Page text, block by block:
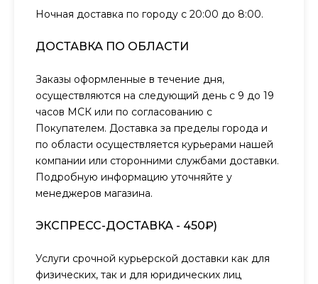
Ночная доставка по городу с 20:00 до 8:00.
ДОСТАВКА ПО ОБЛАСТИ
Заказы оформленные в течение дня,
осуществляются на следующий день с 9 до 19
часов МСК или по согласованию с
Покупателем. Доставка за пределы города и
по области осуществляется курьерами нашей
компании или сторонними службами доставки.
Подробную информацию уточняйте у
менеджеров магазина.
ЭКСПРЕСС-ДОСТАВКА - 450₽)
Услуги срочной курьерской доставки как для
физических, так и для юридических лиц